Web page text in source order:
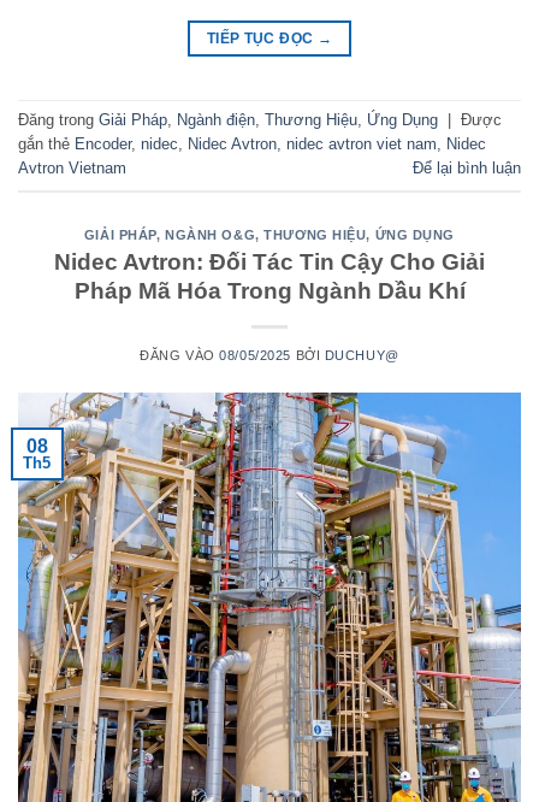
TIẾP TỤC ĐỌC →
Đăng trong Giải Pháp Ngành điện Thương Hiệu Ứng Dụng
Được
gắn thẻ Encoder, nidec Nidec Avtron nidec avtron viet nam
Nidec
Avtron Vietnam
Để lại bình luận
GIẢI PHÁP,NGÀNH O&G,THƯƠNG HIỆU, ỨNG DỤNG
Nidec Avtron: Đối Tác Tin Cậy Cho Giải
Pháp Mã Hóa Trong Ngành Dầu Khí
ĐĂNG VÀO08/05/2025 BỞI DUCHUY@
08
Th5